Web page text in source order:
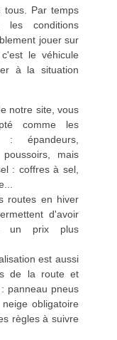
tous. Par temps
conditions
jouer sur
le véhicule
à la situation
notre site, vous
comme les
: épandeurs,
mais
: coffres à sel,
routes en hiver
d'avoir
un prix plus
est aussi
de la route et
panneau pneus
obligatoire
règles à suivre